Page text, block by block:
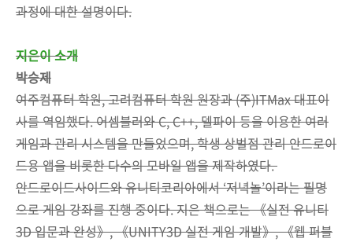
과정에 대한 설명이다.
지은이 소개
박승제
여주컴퓨터 학원, 고려컴퓨터 학원 원장과 (주)ITMax 대표이
사를 역임했다. 어셈블러와 C, C++, 델파이 등을 이용한 여러
게임과 관리 시스템을 만들었으며, 학생 상벌점 관리 안드로이
드용 앱을 비롯한 다수의 모바일 앱을 제작하였다.
안드로이드사이드와 유니티코리아에서 ‘저녁놀’이라는 필명
으로 게임 강좌를 진행 중이다. 지은 책으로는 《실전 유니티
3D 입문과 완성》, 《UNITY3D 실전 게임 개발》, 《웹 퍼블